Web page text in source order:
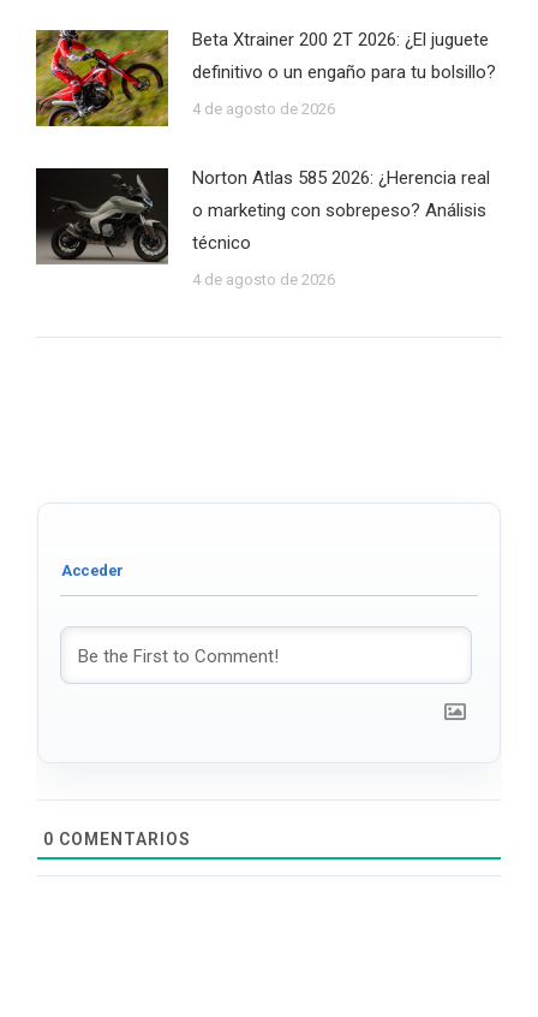
Beta Xtrainer 200 2T 2026: ¿El juguete
definitivo o un engaño para tu bolsillo?
4 de agosto de 2026
Norton Atlas 585 2026: ¿Herencia real
o marketing con sobrepeso? Análisis
técnico
4 de agosto de 2026
0 COMENTARIOS